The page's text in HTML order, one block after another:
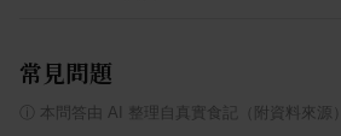
常見問題
本問答由 AI 整理自真實食記（附資料來源）